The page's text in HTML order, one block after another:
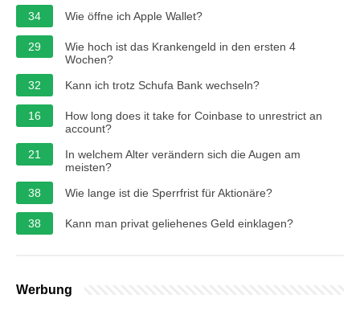
34 Wie öffne ich Apple Wallet?
29
Wie hoch ist das Krankengeld in den ersten 4
Wochen?
32
Kann ich trotz Schufa Bank wechseln?
16
How long does it take for Coinbase to unrestrict an
account?
21
In welchem Alter verändern sich die Augen am
meisten?
38
Wie lange ist die Sperrfrist für Aktionäre?
38 Kann man privat geliehenes Geld einklagen?
Werbung